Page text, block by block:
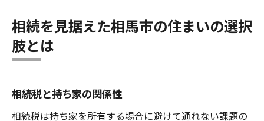
相続を見据えた相馬市の住まいの選択
肢とは
相続税と持ち家の関係性
相続税は持ち家を所有する場合に避けて通れない課題の